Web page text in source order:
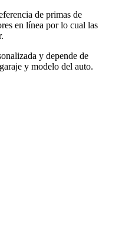
de primas de
en línea por lo cual las
y depende de
y modelo del auto.